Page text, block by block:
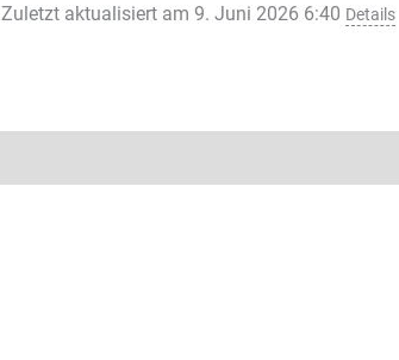
Zuletzt aktualisiert am 9. Juni 2026 6:40 Details